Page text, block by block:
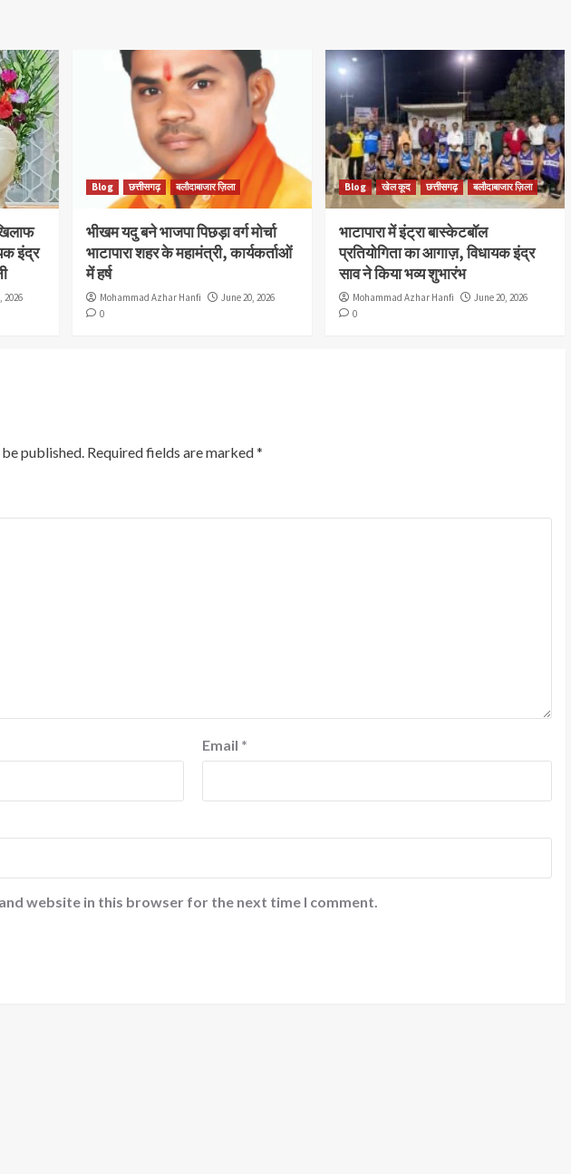
इंद्र
2026
Blog छत्तीसगढ़ बलौदाबाजार ज़िला
भीखम यदु बने भाजपा पिछड़ा वर्ग मोर्चा
भाटापारा शहर के महामंत्री, कार्यकर्ताओं
में हर्ष
Mohammad Azhar Hanfi
June 20, 2026
0
Blog खेल कूद छत्तीसगढ़ बलौदाबाजार ज़िला
भाटापारा में इंट्रा बास्केटबॉल
प्रतियोगिता का आगाज़, विधायक इंद्र
साव ने किया भव्य शुभारंभ
Mohammad Azhar Hanfi
June 20, 2026
0
published. Required fields are marked*
Email *
website in this browser for the next time I comment.